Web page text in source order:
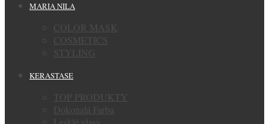
MARIA NILA
COLOR MASK
COSMETICS
STYLING
KERASTASE
TOP PRODUKTY
Dokonalá Farba